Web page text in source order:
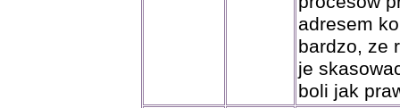
adresem
bardzo, ze
je
boli jak